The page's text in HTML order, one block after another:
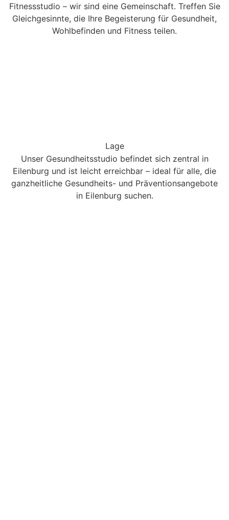
Fitnessstudio – wir sind eine Gemeinschaft. Treffen Sie
Gleichgesinnte, die Ihre Begeisterung für Gesundheit,
Wohlbefinden und Fitness teilen.
Lage
Unser Gesundheitsstudio befindet sich zentral in
Eilenburg und ist leicht erreichbar – ideal für alle, die
ganzheitliche Gesundheits- und Präventionsangebote
in Eilenburg suchen.